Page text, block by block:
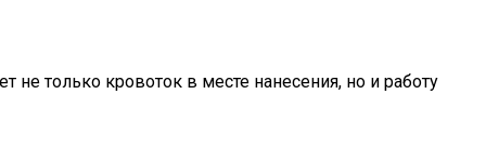
не только кровоток в месте нанесения, но и работу